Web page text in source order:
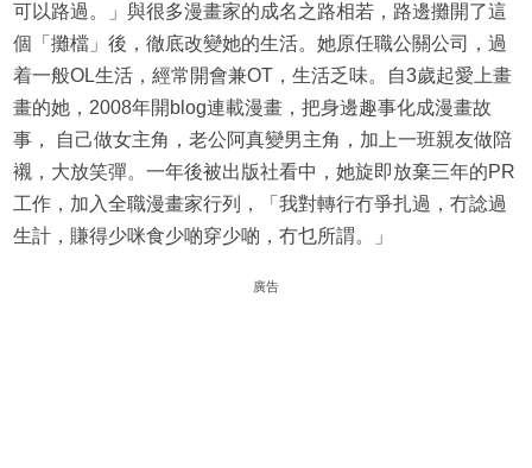
可以路過。」與很多漫畫家的成名之路相若，路邊攤開了這
個「攤檔」後，徹底改變她的生活。她原任職公關公司，過
着一般OL生活，經常開會兼OT，生活乏味。自3歲起愛上畫
畫的她，2008年開blog連載漫畫，把身邊趣事化成漫畫故
事， 自己做女主角，老公阿真變男主角，加上一班親友做陪
襯，大放笑彈。一年後被出版社看中，她旋即放棄三年的PR
工作，加入全職漫畫家行列，「我對轉行冇爭扎過，冇諗過
生計，賺得少咪食少啲穿少啲，冇乜所謂。」
廣告